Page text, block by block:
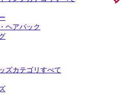
ヘアパック
ズカテゴリすべて